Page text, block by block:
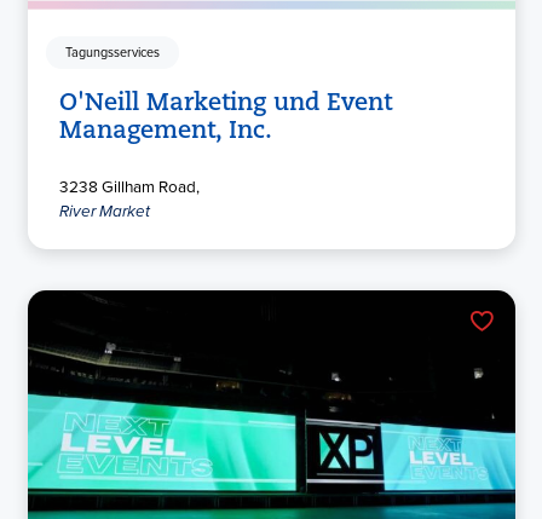
Tagungsservices
O'Neill Marketing und Event
Management, Inc.
3238 Gillham Road,
River Market